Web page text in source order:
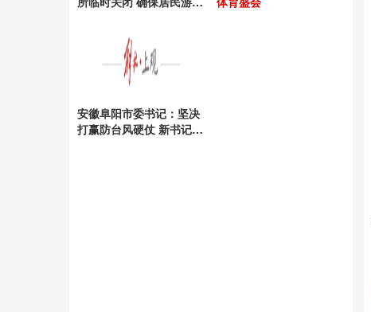
安徽阜阳市委书记：坚决
打赢防台风硬仗 新书记上